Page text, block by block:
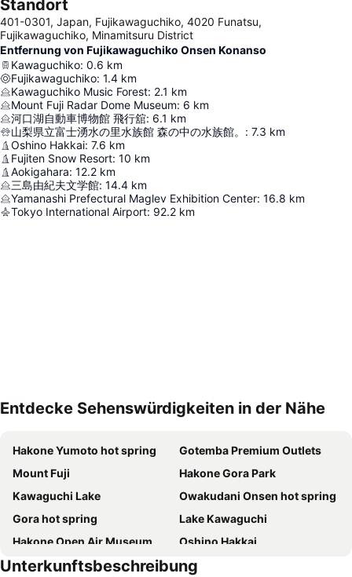
Standort
401-0301, Japan, Fujikawaguchiko, 4020 Funatsu,
Fujikawaguchiko, Minamitsuru District
Entfernung von Fujikawaguchiko Onsen Konanso
Kawaguchiko: 0.6 km
Fujikawaguchiko: 1.4 km
Kawaguchiko Music Forest: 2.1 km
Mount Fuji Radar Dome Museum: 6 km
河口湖自動車博物館 飛行舘: 6.1 km
山梨県立富士湧水の里水族館 森の中の水族館。 : 7.3 km
Oshino Hakkai: 7.6 km
Fujiten Snow Resort: 10 km
Aokigahara: 12.2 km
三島由紀夫文学館: 14.4 km
Yamanashi Prefectural Maglev Exhibition Center: 16.8 km
Tokyo International Airport: 92.2 km
Entdecke Sehenswürdigkeiten in der Nähe
Hakone Yumoto hot spring
Gotemba Premium Outlets
Mount Fuji
Hakone Gora Park
Kawaguchi Lake
Owakudani Onsen hot spring
Gora hot spring
Lake Kawaguchi
Hakone Open Air Museum
Oshino Hakkai
Sengokuhara hot spring
Hakone Glass Forest
Unterkunftsbeschreibung